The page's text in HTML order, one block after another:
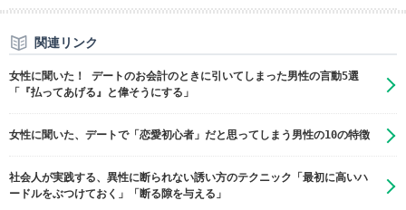
関連リンク
女性に聞いた！ デートのお会計のときに引いてしまった男性の言動5選
「『払ってあげる』と偉そうにする」
女性に聞いた、デートで「恋愛初心者」だと思ってしまう男性の10の特徴
社会人が実践する、異性に断られない誘い方のテクニック「最初に高いハ
ードルをぶつけておく」「断る隙を与える」